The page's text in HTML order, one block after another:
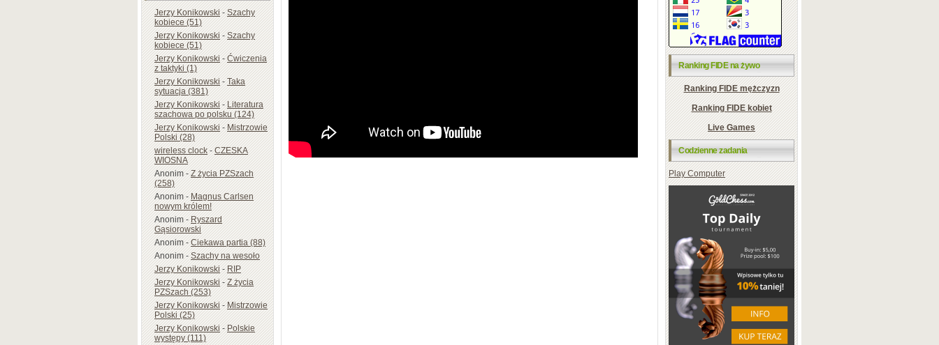
Jerzy Konikowski-Szachy
kobiece (51)
Jerzy Konikowski-Szachy
kobiece (51)
Jerzy Konikowski-Ćwiczenia
z taktyki (1)
Jerzy Konikowski-Taka
sytuacja (381)
Jerzy Konikowski-Literatura
szachowa po polsku (124)
Jerzy Konikowski-Mistrzowie
Polski (28)
wireless clock-CZESKA
WIOSNA
Anonim-Z życia PZSzach
(258)
Anonim-Magnus Carlsen
nowym królem!
Anonim-Ryszard
Gąsiorowski
Anonim-Ciekawa partia (88)
Anonim-Szachy na wesoło
Jerzy Konikowski-RIP
Jerzy Konikowski-Z życia
PZSzach (253)
Jerzy Konikowski-Mistrzowie
Polski (25)
Jerzy Konikowski-Polskie
występy (111)
Ranking FIDE na żywo
Ranking FIDE mężczyzn
Ranking FIDE kobiet
Live Games
Codzienne zadania
Play Computer